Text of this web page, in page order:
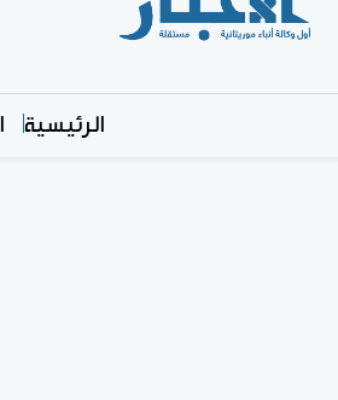
الرئيسية